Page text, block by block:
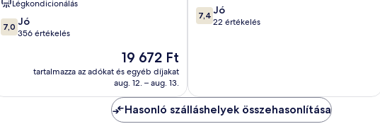
Légkondicionálás
7.0
ennyiből:
7,0 Jó
356 értékelés
Az
ár
19 672 Ft
19 672 Ft
tartalmazza az adókat és egyéb díjakat
aug. 12. – aug. 13.
7.4
ennyiből:
7,4 Jó
22 értékelés
Hasonló szálláshelyek összehasonlítása